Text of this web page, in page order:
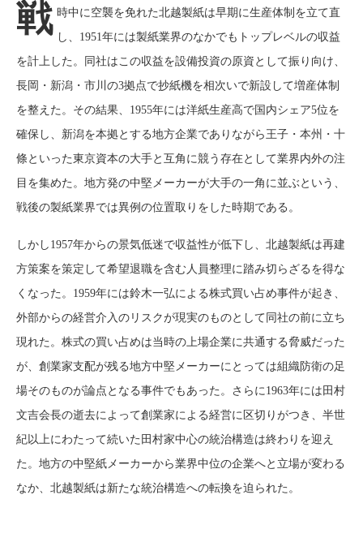
戦 時中に空襲を免れた北越製紙は早期に生産体制を立て直
し、1951年には製紙業界のなかでもトップレベルの収益
を計上した。同社はこの収益を設備投資の原資として振り向け、
長岡・新潟・市川の3拠点で抄紙機を相次いで新設して増産体制
を整えた。その結果、1955年には洋紙生産高で国内シェア5位を
確保し、新潟を本拠とする地方企業でありながら王子・本州・十
條といった東京資本の大手と互角に競う存在として業界内外の注
目を集めた。地方発の中堅メーカーが大手の一角に並ぶという、
戦後の製紙業界では異例の位置取りをした時期である。
しかし1957年からの景気低迷で収益性が低下し、北越製紙は再建
方策案を策定して希望退職を含む人員整理に踏み切らざるを得な
くなった。1959年には鈴木一弘による株式買い占め事件が起き、
外部からの経営介入のリスクが現実のものとして同社の前に立ち
現れた。株式の買い占めは当時の上場企業に共通する脅威だった
が、創業家支配が残る地方中堅メーカーにとっては組織防衛の足
場そのものが論点となる事件でもあった。さらに1963年には田村
文吉会長の逝去によって創業家による経営に区切りがつき、半世
紀以上にわたって続いた田村家中心の統治構造は終わりを迎え
た。地方の中堅紙メーカーから業界中位の企業へと立場が変わる
なか、北越製紙は新たな統治構造への転換を迫られた。